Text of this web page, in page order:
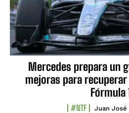
Mercedes prepara un
mejoras para
Fórmula
#NTF Juan José